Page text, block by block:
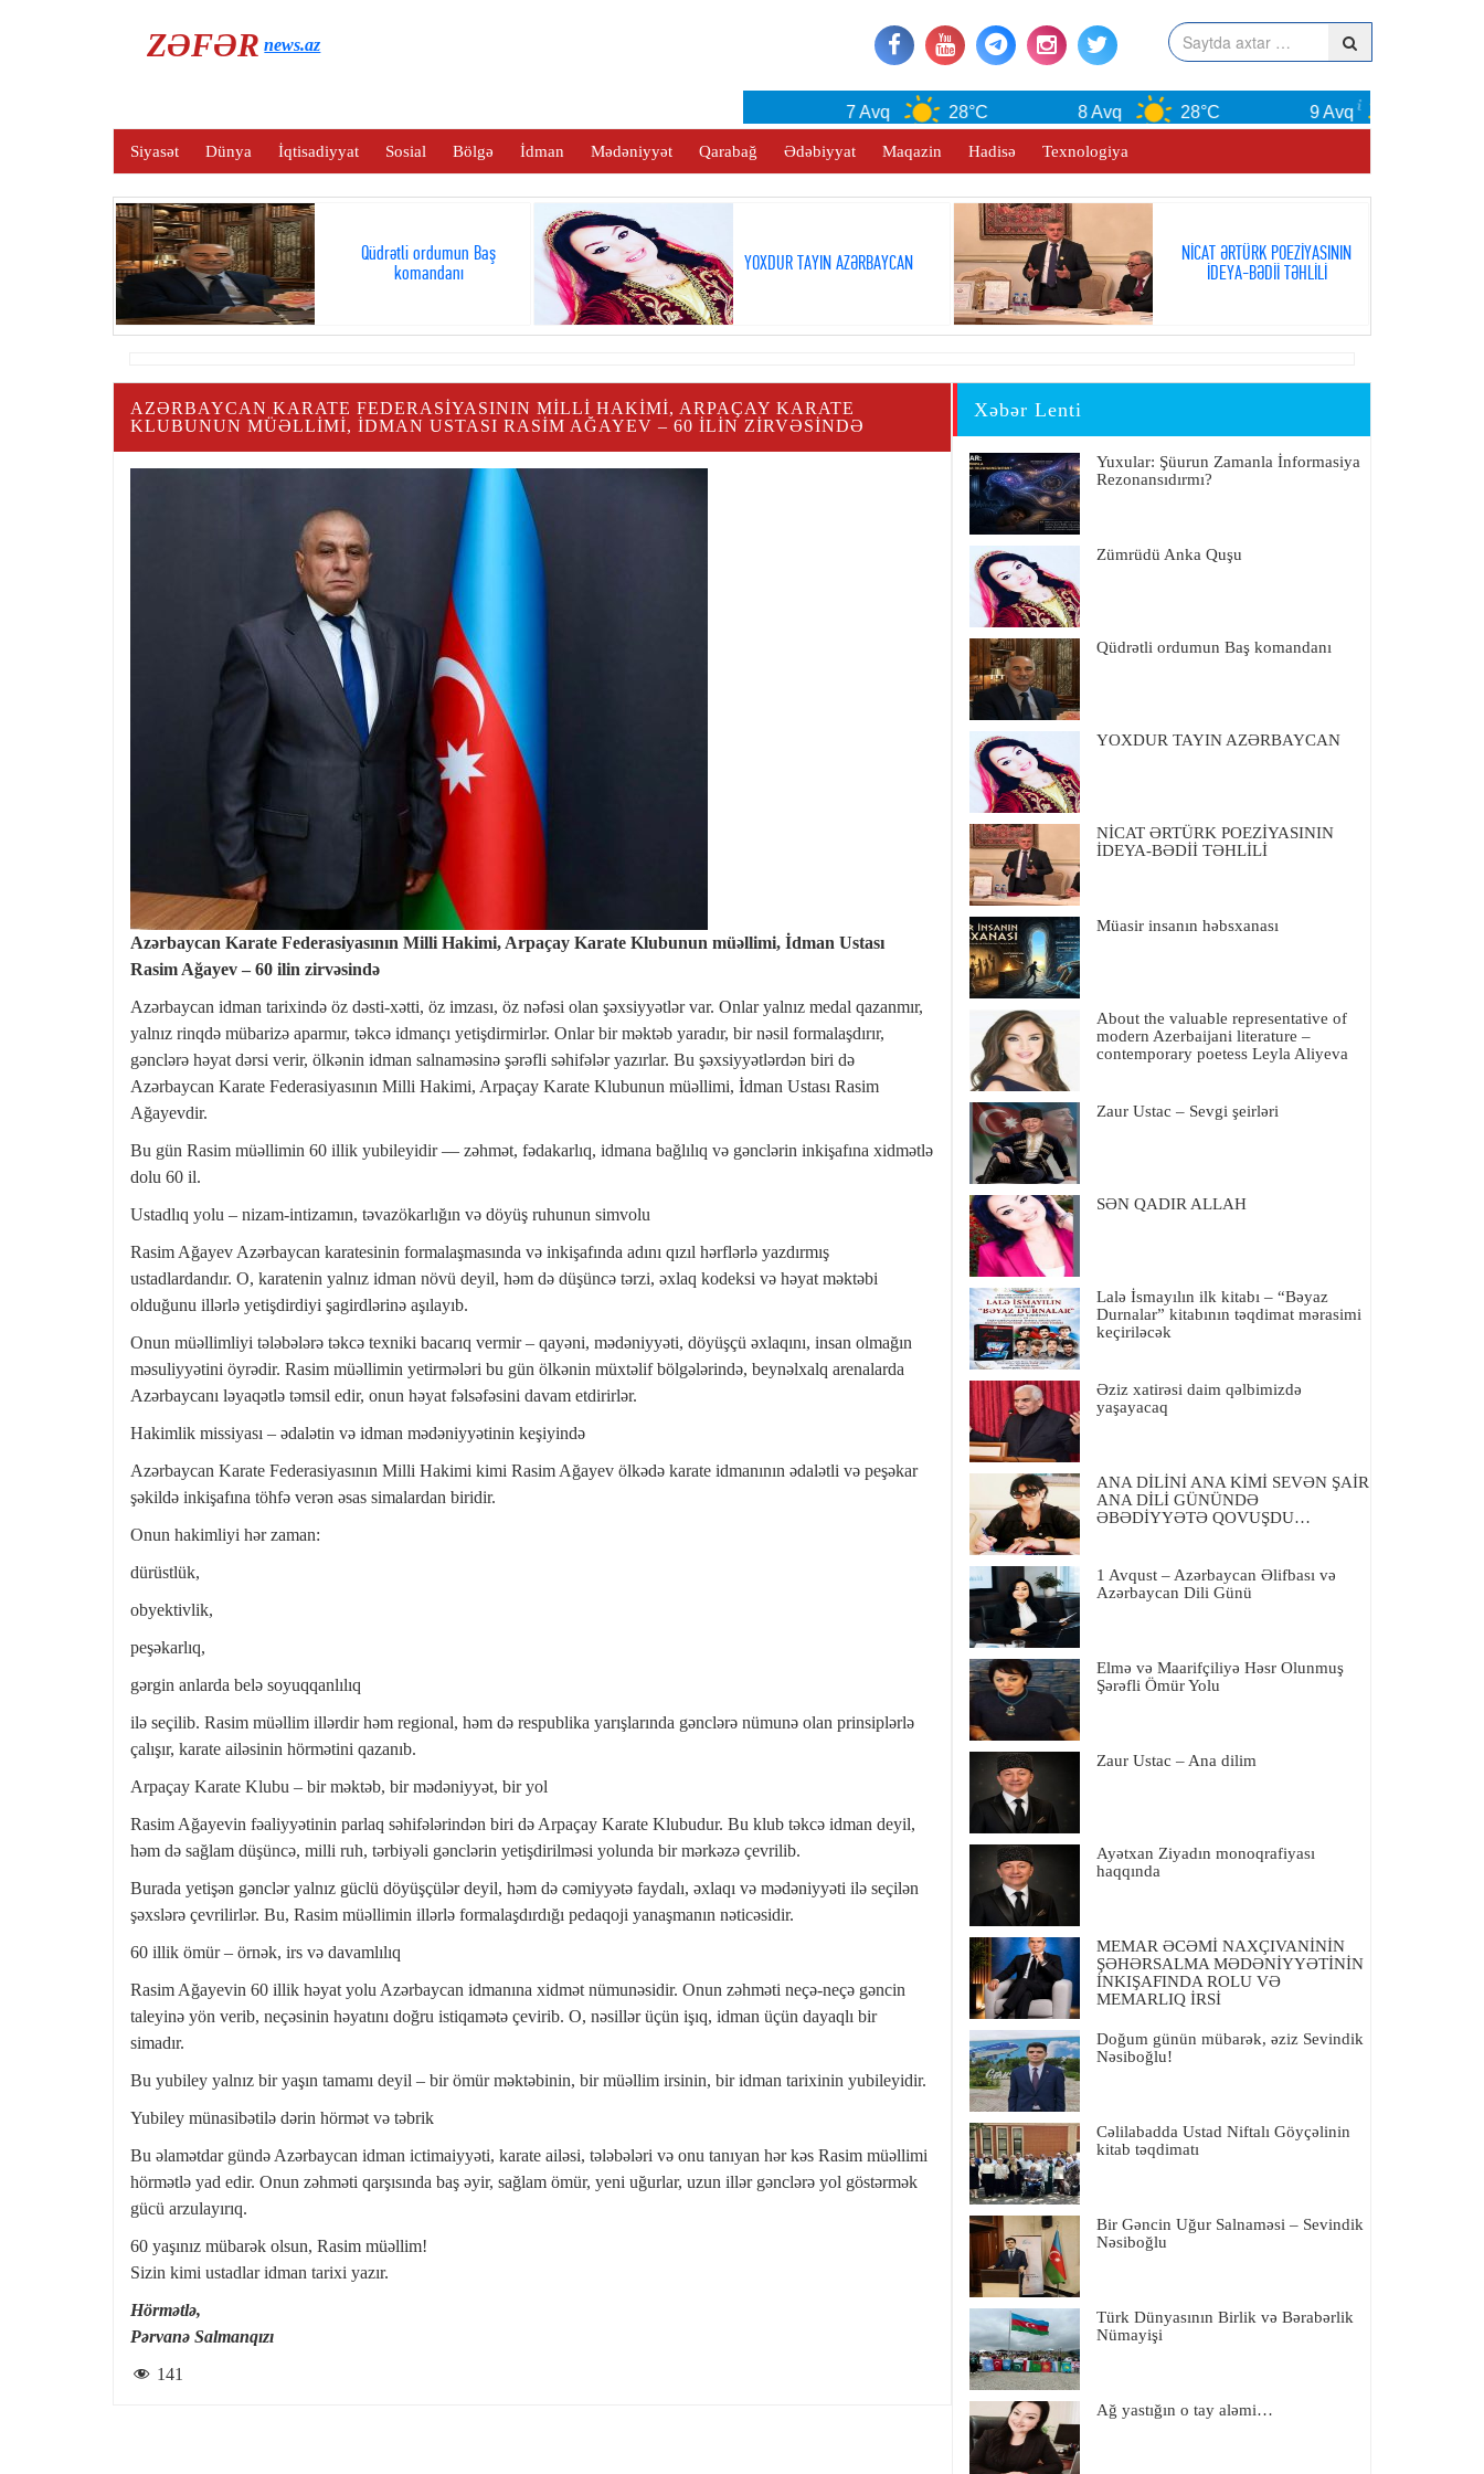
ZƏFƏRnews.az
7 Avq 28°C 8 Avq 28°C 9 Avq
Siyasət Dünya İqtisadiyyat Sosial Bölgə İdman Mədəniyyət Qarabağ Ədəbiyyat Maqazin Hadisə Texnologiya
Qüdrətli ordumun Baş
komandanı
YOXDUR TAYIN AZƏRBAYCAN
NİCAT ƏRTÜRK POEZİYASININ
İDEYA-BƏDİİ TƏHLİLİ
AZƏRBAYCAN KARATE FEDERASIYASININ MILLI HAKIMI, ARPAÇAY KARATE
KLUBUNUN MÜƏLLIMI, İDMAN USTASI RASIM AĞAYEV – 60 ILIN ZIRVƏSINDƏ
Azərbaycan Karate Federasiyasının Milli Hakimi, Arpaçay Karate Klubunun müəllimi, İdman Ustası
Rasim Ağayev – 60 ilin zirvəsində
Azərbaycan idman tarixində öz dəsti-xətti, öz imzası, öz nəfəsi olan şəxsiyyətlər var. Onlar yalnız medal qazanmır,
yalnız rinqdə mübarizə aparmır, təkcə idmançı yetişdirmirlər. Onlar bir məktəb yaradır, bir nəsil formalaşdırır,
gənclərə həyat dərsi verir, ölkənin idman salnaməsinə şərəfli səhifələr yazırlar. Bu şəxsiyyətlərdən biri də
Azərbaycan Karate Federasiyasının Milli Hakimi, Arpaçay Karate Klubunun müəllimi, İdman Ustası Rasim
Ağayevdir.
Bu gün Rasim müəllimin 60 illik yubileyidir — zəhmət, fədakarlıq, idmana bağlılıq və gənclərin inkişafına xidmətlə
dolu 60 il.
Ustadlıq yolu – nizam-intizamın, təvazökarlığın və döyüş ruhunun simvolu
Rasim Ağayev Azərbaycan karatesinin formalaşmasında və inkişafında adını qızıl hərflərlə yazdırmış
ustadlardandır. O, karatenin yalnız idman növü deyil, həm də düşüncə tərzi, əxlaq kodeksi və həyat məktəbi
olduğunu illərlə yetişdirdiyi şagirdlərinə aşılayıb.
Onun müəllimliyi tələbələrə təkcə texniki bacarıq vermir – qayəni, mədəniyyəti, döyüşçü əxlaqını, insan olmağın
məsuliyyətini öyrədir. Rasim müəllimin yetirmələri bu gün ölkənin müxtəlif bölgələrində, beynəlxalq arenalarda
Azərbaycanı ləyaqətlə təmsil edir, onun həyat fəlsəfəsini davam etdirirlər.
Hakimlik missiyası – ədalətin və idman mədəniyyətinin keşiyində
Azərbaycan Karate Federasiyasının Milli Hakimi kimi Rasim Ağayev ölkədə karate idmanının ədalətli və peşəkar
şəkildə inkişafına töhfə verən əsas simalardan biridir.
Onun hakimliyi hər zaman:
dürüstlük,
obyektivlik,
peşəkarlıq,
gərgin anlarda belə soyuqqanlılıq
ilə seçilib. Rasim müəllim illərdir həm regional, həm də respublika yarışlarında gənclərə nümunə olan prinsiplərlə
çalışır, karate ailəsinin hörmətini qazanıb.
Arpaçay Karate Klubu – bir məktəb, bir mədəniyyət, bir yol
Rasim Ağayevin fəaliyyətinin parlaq səhifələrindən biri də Arpaçay Karate Klubudur. Bu klub təkcə idman deyil,
həm də sağlam düşüncə, milli ruh, tərbiyəli gənclərin yetişdirilməsi yolunda bir mərkəzə çevrilib.
Burada yetişən gənclər yalnız güclü döyüşçülər deyil, həm də cəmiyyətə faydalı, əxlaqı və mədəniyyəti ilə seçilən
şəxslərə çevrilirlər. Bu, Rasim müəllimin illərlə formalaşdırdığı pedaqoji yanaşmanın nəticəsidir.
60 illik ömür – örnək, irs və davamlılıq
Rasim Ağayevin 60 illik həyat yolu Azərbaycan idmanına xidmət nümunəsidir. Onun zəhməti neçə-neçə gəncin
taleyinə yön verib, neçəsinin həyatını doğru istiqamətə çevirib. O, nəsillər üçün işıq, idman üçün dayaqlı bir
simadır.
Bu yubiley yalnız bir yaşın tamamı deyil – bir ömür məktəbinin, bir müəllim irsinin, bir idman tarixinin yubileyidir.
Yubiley münasibətilə dərin hörmət və təbrik
Bu əlamətdar gündə Azərbaycan idman ictimaiyyəti, karate ailəsi, tələbələri və onu tanıyan hər kəs Rasim müəllimi
hörmətlə yad edir. Onun zəhməti qarşısında baş əyir, sağlam ömür, yeni uğurlar, uzun illər gənclərə yol göstərmək
gücü arzulayırıq.
60 yaşınız mübarək olsun, Rasim müəllim!
Sizin kimi ustadlar idman tarixi yazır.
Hörmətlə,
Pərvanə Salmanqızı
141
Xəbər Lenti
Yuxular: Şüurun Zamanla İnformasiya
Rezonansıdırmı?
Zümrüdü Anka Quşu
Qüdrətli ordumun Baş komandanı
YOXDUR TAYIN AZƏRBAYCAN
NİCAT ƏRTÜRK POEZİYASININ
İDEYA-BƏDİİ TƏHLİLİ
Müasir insanın həbsxanası
About the valuable representative of
modern Azerbaijani literature –
contemporary poetess Leyla Aliyeva
Zaur Ustac – Sevgi şeirləri
SƏN QADIR ALLAH
Lalə İsmayılın ilk kitabı – “Bəyaz
Durnalar” kitabının təqdimat mərasimi
keçiriləcək
Əziz xatirəsi daim qəlbimizdə
yaşayacaq
ANA DİLİNİ ANA KİMİ SEVƏN ŞAİR
ANA DİLİ GÜNÜNDƏ
ƏBƏDİYYƏTƏ QOVUŞDU…
1 Avqust – Azərbaycan Əlifbası və
Azərbaycan Dili Günü
Elmə və Maarifçiliyə Həsr Olunmuş
Şərəfli Ömür Yolu
Zaur Ustac – Ana dilim
Ayətxan Ziyadın monoqrafiyası
haqqında
MEMAR ƏCƏMİ NAXÇIVANİNİN
ŞƏHƏRSALMA MƏDƏNİYYƏTİNİN
İNKIŞAFINDA ROLU VƏ
MEMARLIQ İRSİ
Doğum günün mübarək, əziz Sevindik
Nəsiboğlu!
Cəlilabadda Ustad Niftalı Göyçəlinin
kitab təqdimatı
Bir Gəncin Uğur Salnaməsi – Sevindik
Nəsiboğlu
Türk Dünyasının Birlik və Bərabərlik
Nümayişi
Ağ yastığın o tay aləmi…